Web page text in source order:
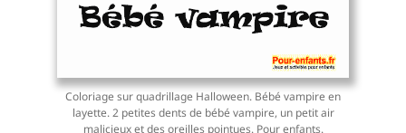
Coloriage sur quadrillage Halloween. Bébé vampire en
layette. 2 petites dents de bébé vampire, un petit air
malicieux et des oreilles pointues. Pour enfants.